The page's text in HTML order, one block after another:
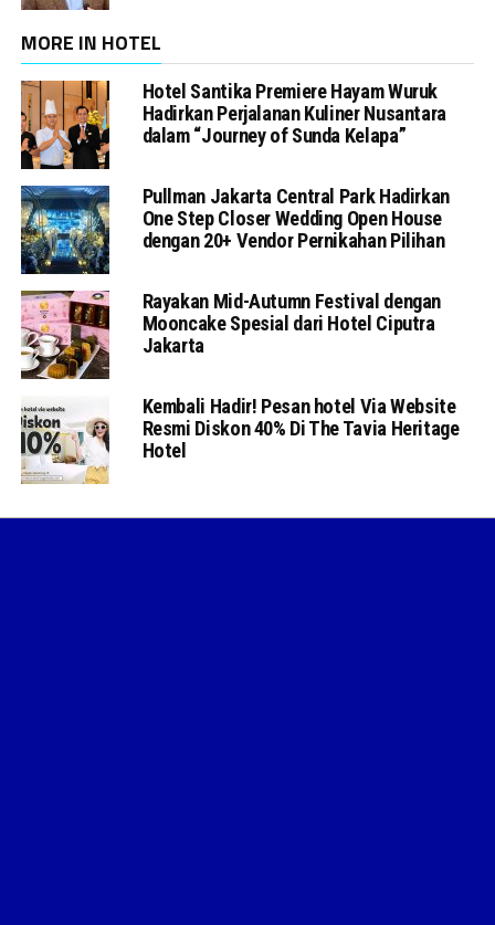
MORE IN HOTEL
Hotel Santika Premiere Hayam Wuruk
Hadirkan Perjalanan Kuliner Nusantara
dalam “Journey of Sunda Kelapa”
Pullman Jakarta Central Park Hadirkan
One Step Closer Wedding Open House
dengan 20+ Vendor Pernikahan Pilihan
Rayakan Mid-Autumn Festival dengan
Mooncake Spesial dari Hotel Ciputra
Jakarta
Kembali Hadir! Pesan hotel Via Website
Resmi Diskon 40% Di The Tavia Heritage
Hotel